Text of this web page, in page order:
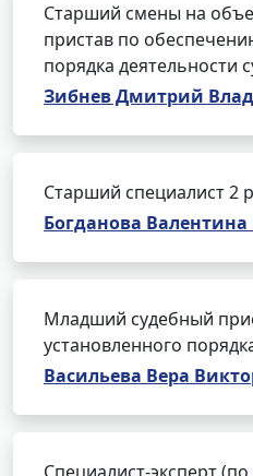
Старший смены на
пристав по
порядка деятельности
Зибнев Дмитрий
Старший специалист 2
Богданова
Младший судебный
установленного
Васильева Вера